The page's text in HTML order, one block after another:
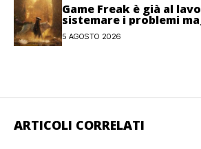
Game Freak è già al
sistemare i problemi
of Reincarnation
5 AGOSTO 2026
ARTICOLI CORRELATI